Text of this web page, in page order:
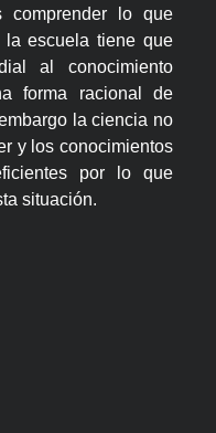
comprender lo que
escuela tiene que
al conocimiento
forma racional de
la ciencia no
y los conocimientos
por lo que
situación.